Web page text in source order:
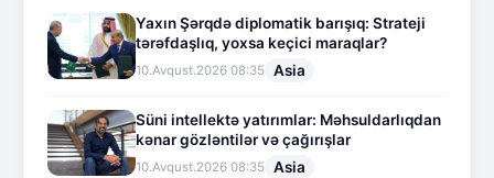
Yaxın Şərqdə diplomatik barışıq: Strateji
tərəfdaşlıq, yoxsa keçici maraqlar?
10.Avqust.2026 08:35 Asia
Süni intellektə yatırımlar: Məhsuldarlıqdan
kənar gözləntilər və çağırışlar
10.Avqust.2026 08:35 Asia